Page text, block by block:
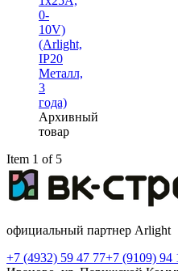
0-
10V)
(Arlight,
IP20
Металл,
3
года)
Архивный
товар
Item 1 of 5
официальный партнер Arlight
+7 (4932) 59 47 77+7 (9109) 94